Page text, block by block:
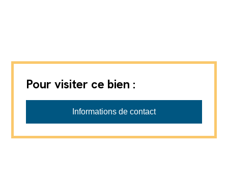
Pour visiter ce bien :
Informations de contact